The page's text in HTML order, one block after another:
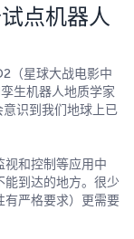
点机器人
（星球大战电影中
生机器人地质学家
意识到我们地球上已
视和控制等应用中
能到达的地方。很少
有严格要求）更需要